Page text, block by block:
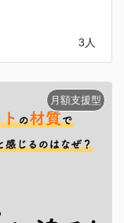
3人